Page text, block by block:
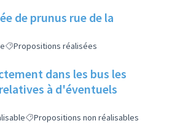
de prunus rue de la
Propositions réalisées
dans les bus les
à d'éventuels
Propositions non réalisables